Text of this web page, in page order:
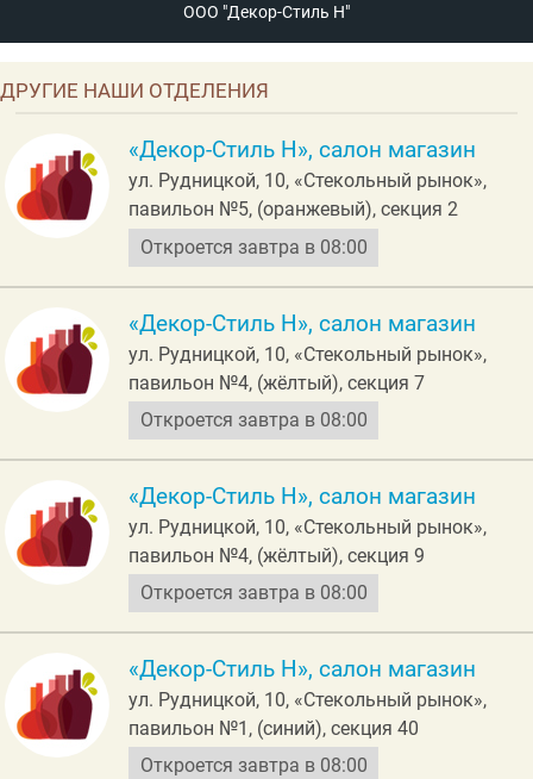
ООО "Декор-Стиль Н"
ДРУГИЕ НАШИ ОТДЕЛЕНИЯ
«Декор-Стиль Н», салон магазин
ул. Рудницкой, 10, «Стекольный рынок»,
павильон №5, (оранжевый), секция 2
Откроется завтра в 08:00
«Декор-Стиль Н», салон магазин
ул. Рудницкой, 10, «Стекольный рынок»,
павильон №4, (жёлтый), секция 7
Откроется завтра в 08:00
«Декор-Стиль Н», салон магазин
ул. Рудницкой, 10, «Стекольный рынок»,
павильон №4, (жёлтый), секция 9
Откроется завтра в 08:00
«Декор-Стиль Н», салон магазин
ул. Рудницкой, 10, «Стекольный рынок»,
павильон №1, (синий), секция 40
Откроется завтра в 08:00